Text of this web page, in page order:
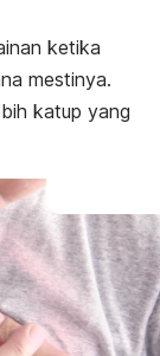
jantungketika
mestinya.
katup yang